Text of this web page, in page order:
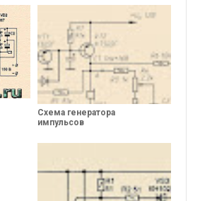
Схема генератора
импульсов